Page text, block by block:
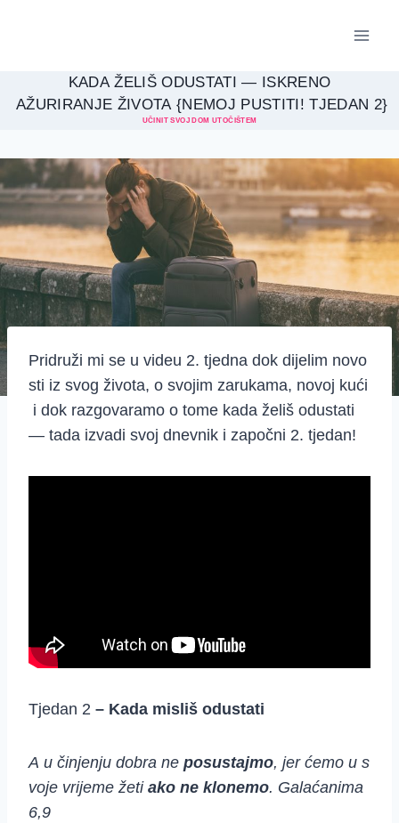
KADA ŽELIŠ ODUSTATI — ISKRENO
AŽURIRANJE ŽIVOTA {NEMOJ PUSTITI! TJEDAN 2}
UČINIT SVOJ DOM UTOČIŠTEM
Pridruži mi se u videu 2. tjedna dok dijelim novo
sti iz svog života, o svojim zarukama, novoj kući
i dok razgovaramo o tome kada želiš odustati
— tada izvadi svoj dnevnik i započni 2. tjedan!
Tjedan 2 – Kada misliš odustati
A u činjenju dobra ne posustajmo, jer ćemo u s
voje vrijeme žeti ako ne klonemo. Galaćanima
6,9